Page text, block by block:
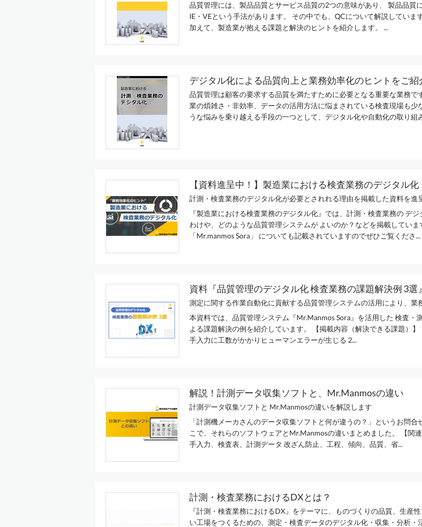
品質管理には、製品品質とサービス品質の2つの意味があり、 製品品質
IE・VEという手法があります。 その中でも、QCについて解説していま
加えて、製造業が抱える課題と解決のヒントを紹介します。 ...
デジタル化による品質向上と業務効率化のヒントをご紹
品質管理は顧客の要求する品質を満たすために必要となる重要な業務で
業の煩雑さ・非効率、データの活用方法に悩まされている検査現場も少
うな悩みを乗り越える手段の一つとして、デジタル化や自動化の​取り組
【資料進呈中！】製造業における検査業務のデジタル化
計測・検査業務のデジタル化が必要とされれる理由を掲載した資料を進
『製造業における検査業務のデジタル化』では、計測・検査業務の デ
わけや、どのような品質管理システムが よいのか？などを掲載していま
「Mr.manmos Sora」 についても記載されていますのでぜひご覧くださ...
資料『品質管理のデジタル化 検査業務の課題解決例 3選』
測定に関する作業自動化に貢献する品質管理システムの活用により、業
本資料では、品質管理システム『Mr.Manmos Sora』を活用した 検査・
よる課題解決の例を紹介しています。 【掲載内容（解決できる課題）】
手入力に工数がかかりヒューマンエラーが生じる 2...
解説！計測データ収集ソフトと、Mr.Manmosの違い
計測データ収集ソフトと Mr.Manmosの違いを解説します
「計測機メーカさんのデータ収集ソフトと何が違うの？」というお問合
こで、それらのソフトウェアとMr.Manmosの違いまとめました。 【関連
手入力、検査表、計測データ 改ざん防止、工程、傾向、品質、省...
計測・検査業務におけるDXとは？
『計測・検査業務におけるDX』をテーマに、ものづくりの品質、生産
い工場をつくるための、測定・検査データのデジタル化・収集・分析・